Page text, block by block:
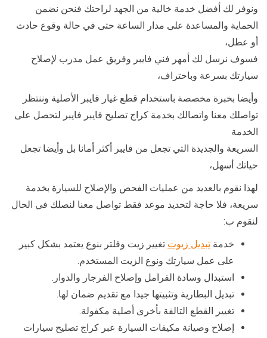
ونوفر لك أفضل خدمة خالية من الجهد لراحتك فنحن نضمن
الحماية والمساعدة على مدار الساعة حتى في حالة وقوع حادث
أو عطل،
فسوف نرسل لك أمهر فني فايبر وفريق عمل مدرب لإصلاح
سيارتك بسرعة وباحتراف،
وأيضا بخبرة مخصصة باستخدام قطع غيار فايبر الأصلية وننتظر
تواصلك معنا واتصالك بخدمة كراج تصليح فايبر فايبر لتحصل على
الخدمة
السريعة والجديدة التي تجعل من فايبر أكثر أمانا بل وأيضا تجعل
حياتك أسهل،
لهذا نقوم بالعديد من عمليات الفحص والإصلاح للسيارة بخدمة
سريعة، فلا حاجة لتحديد موعد فقط تواصل معنا لنصلك في الحال
لنقوم ب:
خدمة تبديل زيوت تغيير زيت وفلتر بنوع يعتمد بشكل كبير
على عمل سيارتك ونوع الزيت المستخدم.
استبدال وسادة الفرامل وإصلاح الفرجار والدوار.
تبديل البطارية وتثبيتها جيدا مع تقديم ضمان لها.
تغيير القطع التالفة بأخرى أصلية مكفولة.
إصلاح وصيانة مكيفات السيارة عبر كراج تصليح سيارات